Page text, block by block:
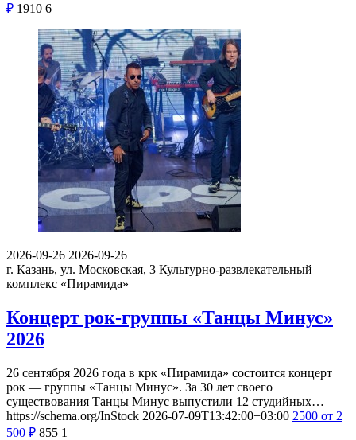
₽ 1910 6
2026-09-26 2026-09-26
г. Казань, ул. Московская, 3 Культурно-развлекательный
комплекс «Пирамида»
Концерт рок-группы «Танцы Минус»
2026
26 сентября 2026 года в крк «Пирамида» состоится концерт
рок — группы «Танцы Минус». За 30 лет своего
существования Танцы Минус выпустили 12 студийных…
https://schema.org/InStock 2026-07-09T13:42:00+03:00 2500 от 2
500 ₽ 855 1